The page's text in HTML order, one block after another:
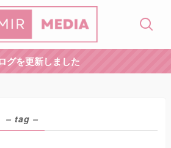
グを更新しました
– tag –